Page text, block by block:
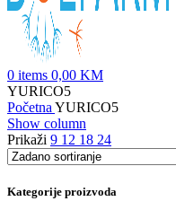
0 items 0,00 KM
YURICO5
Početna YURICO5
Show column
Prikaži 9 12 18 24
Kategorije proizvoda